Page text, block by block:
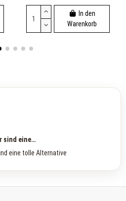
In den
Warenkorb
sind eine…
eine tolle Alternative